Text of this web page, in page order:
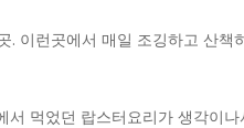
. 이런곳에서 매일 조깅하고 산
서 먹었던 랍스터요리가 생각이